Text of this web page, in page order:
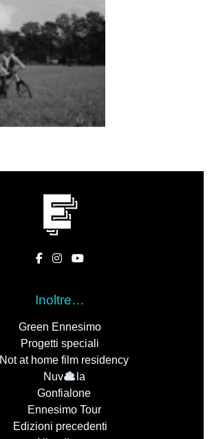
Inoltre…
Green Ennesimo
Progetti speciali
Not at home film residency
Nuv
la
Gonfialone
Ennesimo Tour
Edizioni precedenti